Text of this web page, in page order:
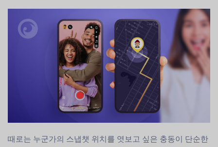
때로는 누군가의 스냅챗 위치를 엿보고 싶은 충동이 단순한